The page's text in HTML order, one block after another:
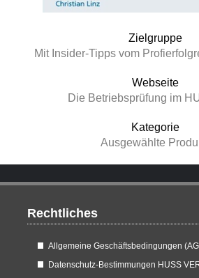
Zielgruppe
Mit Insider-Tipps vom
Webseite
Die Betriebsprüfung im
Kategorie
Ausgewählte
Rechtliches
Allgemeine Geschäftsbedingungen
Datenschutz-Bestimmungen HUSS